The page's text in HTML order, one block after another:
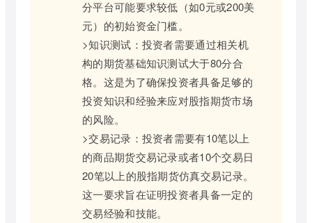
分平台可能要求较低（如0元或200美
元）的初始资金门槛。
>知识测试：投资者需要通过相关机
构的期货基础知识测试大于80分合
格。这是为了确保投资者具备足够的
投资知识和经验来应对股指期货市场
的风险。
>交易记录：投资者需要有10笔以上
的商品期货交易记录或者10个交易日
20笔以上的股指期货仿真交易记录。
这一要求旨在证明投资者具备一定的
交易经验和技能。